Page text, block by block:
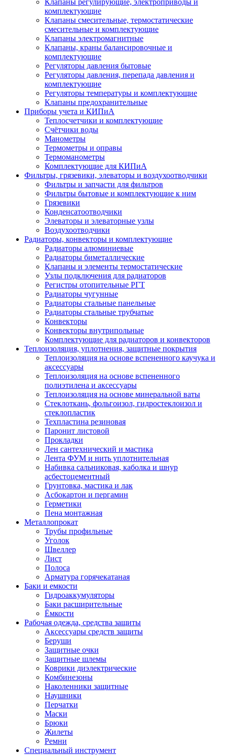
Клапаны регулирующие, электроприводы и
комплектующие
Клапаны смесительные, термостатические
смесительные и комплектующие
Клапаны электромагнитные
Клапаны, краны балансировочные и
комплектующие
Регуляторы давления бытовые
Регуляторы давления, перепада давления и
комплектующие
Регуляторы температуры и комплектующие
Клапаны предохранительные
Приборы учета и КИПиА
Теплосчетчики и комплектующие
Счётчики воды
Манометры
Термометры и оправы
Термоманометры
Комплектующие для КИПиА
Фильтры, грязевики, элеваторы и воздухоотводчики
Фильтры и запчасти для фильтров
Фильтры бытовые и комплектующие к ним
Грязевики
Конденсатоотводчики
Элеваторы и элеваторные узлы
Воздухоотводчики
Радиаторы, конвекторы и комплектующие
Радиаторы алюминиевые
Радиаторы биметаллические
Клапаны и элементы термостатические
Узлы подключения для радиаторов
Регистры отопительные РГТ
Радиаторы чугунные
Радиаторы стальные панельные
Радиаторы стальные трубчатые
Конвекторы
Конвекторы внутрипольные
Комплектующие для радиаторов и конвекторов
Теплоизоляция, уплотнения, защитные покрытия
Теплоизоляция на основе вспененного каучука и
аксессуары
Теплоизоляция на основе вспененного
полиэтилена и аксессуары
Теплоизоляция на основе минеральной ваты
Стеклоткань, фольгоизол, гидростеклоизол и
стеклопластик
Техпластина резиновая
Паронит листовой
Прокладки
Лен сантехнический и мастика
Лента ФУМ и нить уплотнительная
Набивка сальниковая, каболка и шнур
асбестоцементный
Грунтовка, мастика и лак
Асбокартон и пергамин
Герметики
Пена монтажная
Металлопрокат
Трубы профильные
Уголок
Швеллер
Лист
Полоса
Арматура горячекатаная
Баки и емкости
Гидроаккумуляторы
Баки расширительные
Ёмкости
Рабочая одежда, средства защиты
Аксессуары средств защиты
Беруши
Защитные очки
Защитные шлемы
Коврики диэлектрические
Комбинезоны
Наколенники защитные
Наушники
Перчатки
Маски
Брюки
Жилеты
Ремни
Специальный инструмент